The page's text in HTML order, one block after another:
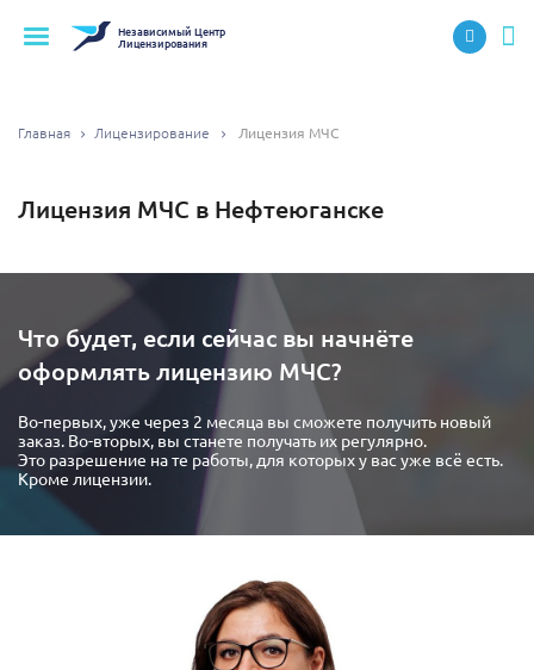
НезависимыйЦентр
Лицензирования
Главная Лицензирование Лицензия МЧС
Лицензия МЧС в Нефтеюганске
Что будет, если сейчас вы начнёте
оформлять лицензию МЧС?
Во-первых, уже через 2 месяца вы сможете получить новый
заказ. Во-вторых, вы станете получать их регулярно.
Это разрешение на те работы, для которых у вас уже всё есть.
Кроме лицензии.